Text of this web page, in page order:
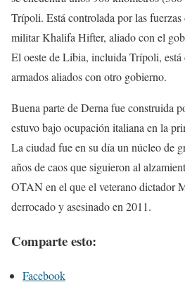
Trípoli. Está controlada por las
militar Khalifa Hifter, aliado con el
El oeste de Libia, incluida Trípoli,
armados aliados con otro gobierno.
Buena parte de Derna fue construida
estuvo bajo ocupación italiana en la
La ciudad fue en su día un núcleo de
años de caos que siguieron al
OTAN en el que el veterano dictador
derrocado y asesinado en 2011.
Comparte esto:
Facebook